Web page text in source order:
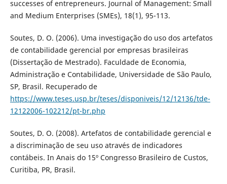
successes of entrepreneurs. Journal of Management: Small
and Medium Enterprises (SMEs), 18(1), 95-113.
Soutes, D. O. (2006). Uma investigação do uso dos artefatos
de contabilidade gerencial por empresas brasileiras
(Dissertação de Mestrado). Faculdade de Economia,
Administração e Contabilidade, Universidade de São Paulo,
SP, Brasil. Recuperado de
https://www.teses.usp.br/teses/disponiveis/12/12136/tde-
12122006-102212/pt-br.php
Soutes, D. O. (2008). Artefatos de contabilidade gerencial e
a discriminação de seu uso através de indicadores
contábeis. In Anais do 15º Congresso Brasileiro de Custos,
Curitiba, PR, Brasil.